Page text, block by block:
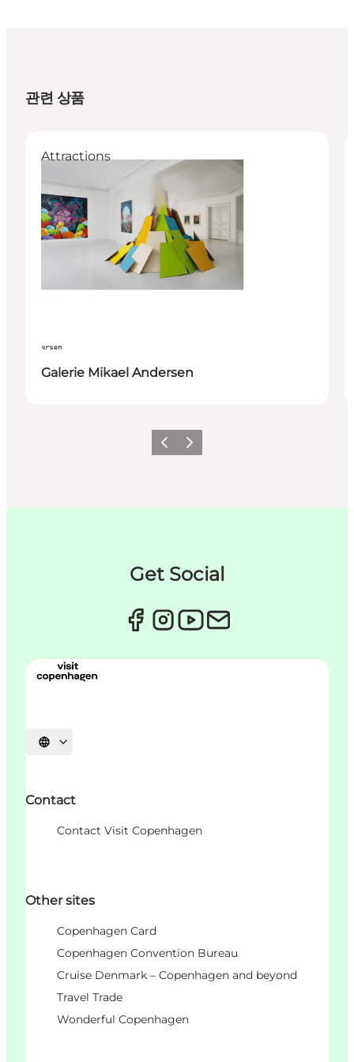
관련 상품
Attractions
Galerie Mikael Andersen
이전 다음
Get Social
언어 선택
Contact
Contact Visit Copenhagen
Other sites
Copenhagen Card
Copenhagen Convention Bureau
Cruise Denmark – Copenhagen and beyond
Travel Trade
Wonderful Copenhagen